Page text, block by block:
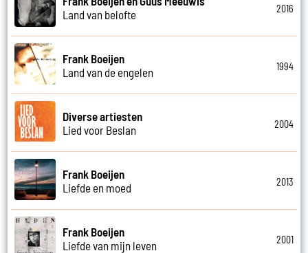
Land van belofte
2016
Frank Boeijen
Land van de engelen
1994
Diverse artiesten
Lied voor Beslan
2004
Frank Boeijen
Liefde en moed
2013
Frank Boeijen
Liefde van mijn leven
2001